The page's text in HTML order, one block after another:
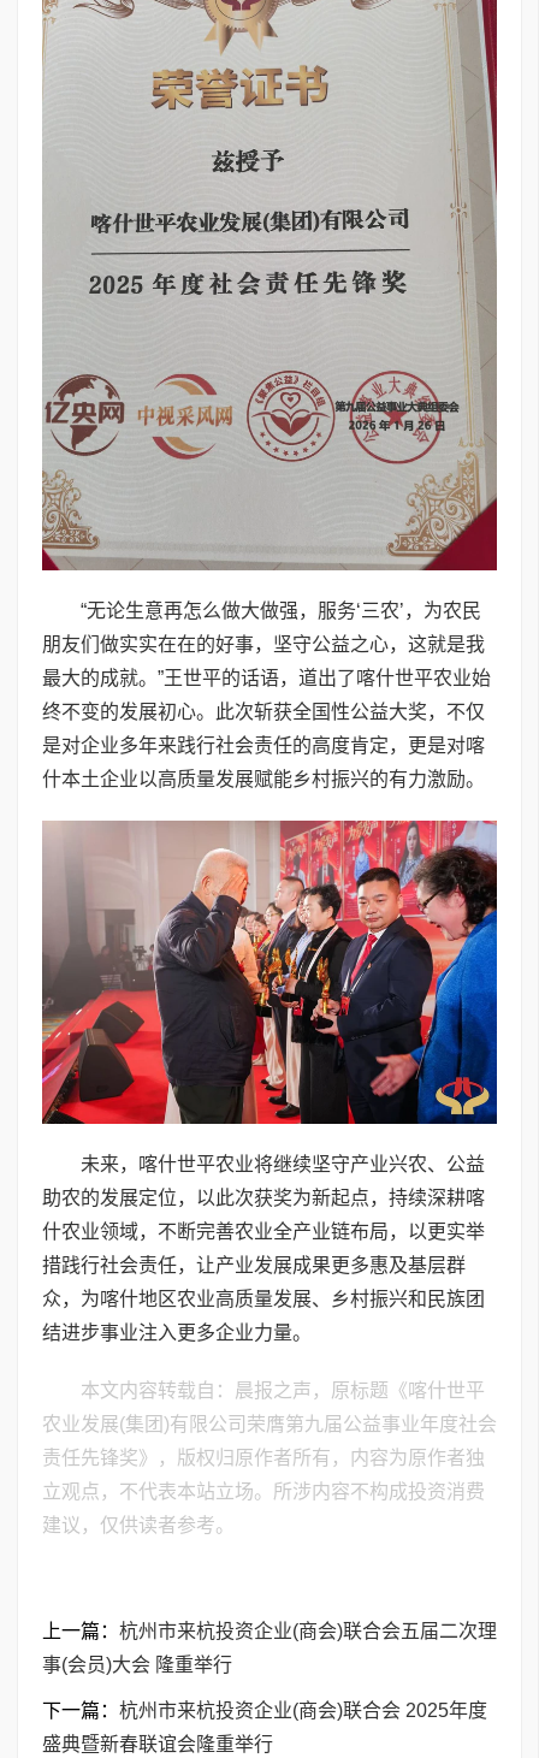
“无论生意再怎么做大做强，服务‘三农’，为农民
朋友们做实实在在的好事，坚守公益之心，这就是我
最大的成就。”王世平的话语，道出了喀什世平农业始
终不变的发展初心。此次斩获全国性公益大奖，不仅
是对企业多年来践行社会责任的高度肯定，更是对喀
什本土企业以高质量发展赋能乡村振兴的有力激励。
未来，喀什世平农业将继续坚守产业兴农、公益
助农的发展定位，以此次获奖为新起点，持续深耕喀
什农业领域，不断完善农业全产业链布局，以更实举
措践行社会责任，让产业发展成果更多惠及基层群
众，为喀什地区农业高质量发展、乡村振兴和民族团
结进步事业注入更多企业力量。
本文内容转载自：晨报之声，原标题《喀什世平
农业发展(集团)有限公司荣膺第九届公益事业年度社会
责任先锋奖》，版权归原作者所有，内容为原作者独
立观点，不代表本站立场。所涉内容不构成投资消费
建议，仅供读者参考。
上一篇： 杭州市来杭投资企业(商会)联合会五届二次理
事(会员)大会 隆重举行
下一篇： 杭州市来杭投资企业(商会)联合会 2025年度
盛典暨新春联谊会隆重举行